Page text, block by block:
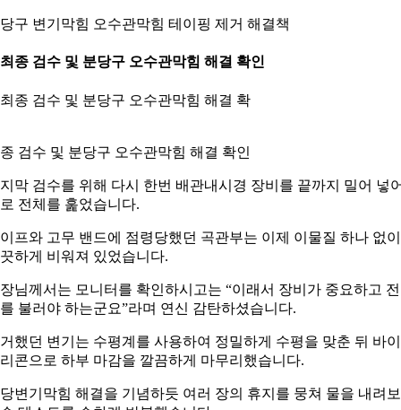
구 변기막힘 오수관막힘 테이핑 제거 해결책
종 검수 및 분당구 오수관막힘 해결 확인
검수 및 분당구 오수관막힘 해결 확인
막 검수를 위해 다시 한번 배관내시경 장비를 끝까지 밀어 넣
전체를 훑었습니다.
프와 고무 밴드에 점령당했던 곡관부는 이제 이물질 하나 없이
하게 비워져 있었습니다.
님께서는 모니터를 확인하시고는 “이래서 장비가 중요하고
불러야 하는군요”라며 연신 감탄하셨습니다.
했던 변기는 수평계를 사용하여 정밀하게 수평을 맞춘 뒤 바
콘으로 하부 마감을 깔끔하게 마무리했습니다.
변기막힘 해결을 기념하듯 여러 장의 휴지를 뭉쳐 물을 내려